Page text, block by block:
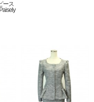
ース